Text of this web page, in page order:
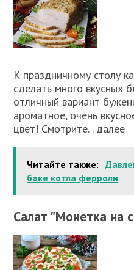
К праздничному столу
сделать много вкусных
отличный вариант
ароматное, очень
цвет! Смотрите. . далее
Читайте также:
баке котла ферроли
Салат "Монетка на